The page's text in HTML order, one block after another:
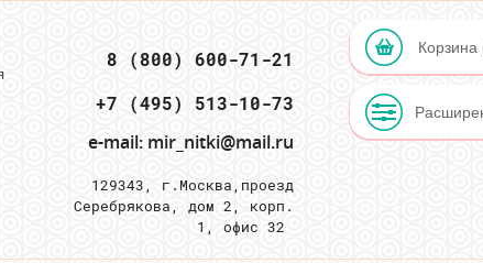
Корзина
8 (800) 600-71-21
e-mail: mir_nitki@mail.ru
129343, г.Москва, проезд
Серебрякова, дом 2, корп.
1, офис 32